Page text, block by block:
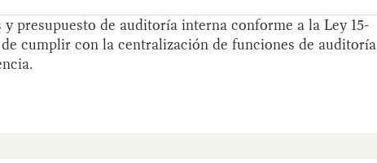
presupuesto de auditoría interna conforme a la Ley 15-
cumplir con la centralización de funciones de auditoría